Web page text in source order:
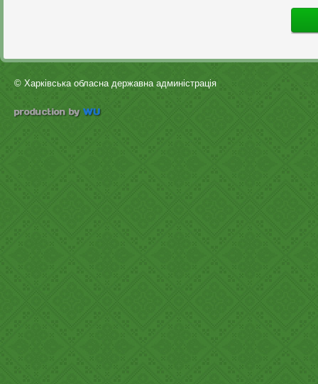
© Харківська обласна державна админістрація